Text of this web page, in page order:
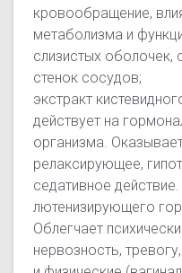
кровообращение,
метаболизма и
слизистых оболочек,
стенок сосудов;
экстракт
действует на
организма.
релаксирующее,
седативное
лютенизирующего
Облегчает
нервозность,